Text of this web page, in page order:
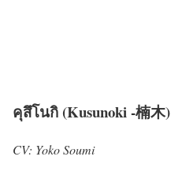
คุสึโนกิ (Kusunoki -楠木)
CV: Yoko Soumi